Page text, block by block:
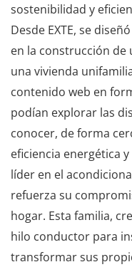
sostenibilidad y
Desde EXTE, se
en la construcción de
una vivienda
contenido web en
podían explorar las
conocer, de forma
eficiencia energética
líder en el
refuerza su
hogar. Esta familia,
hilo conductor para
transformar sus